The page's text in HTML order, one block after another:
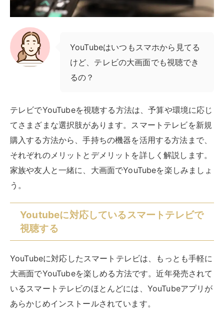
それぞれのメリットとデメリットを詳しく解説します。
う。
Youtubeに対応しているスマートテレビで
YouTubeに対応したスマートテレビは、もっとも手軽に
大画面でYouTubeを楽しめる方法です。近年発売されて
いるスマートテレビのほとんどには、YouTubeアプリが
あらかじめインストールされています。
テレビの電源を入れてホーム画面からYouTubeアプリを
で、初回起動時にWi-Fi接続とGoogleアカウントでのロ
グインをおこなえば準備は完了。
スマートフォンでYouTubeを使っている人なら、 同じア
カウントでログインすることで、登録チャンネルや視聴
されて便利です。リモコンの音声検索ボタン